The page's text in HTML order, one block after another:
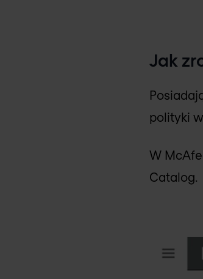
Jak
polityki
W
Catalog.